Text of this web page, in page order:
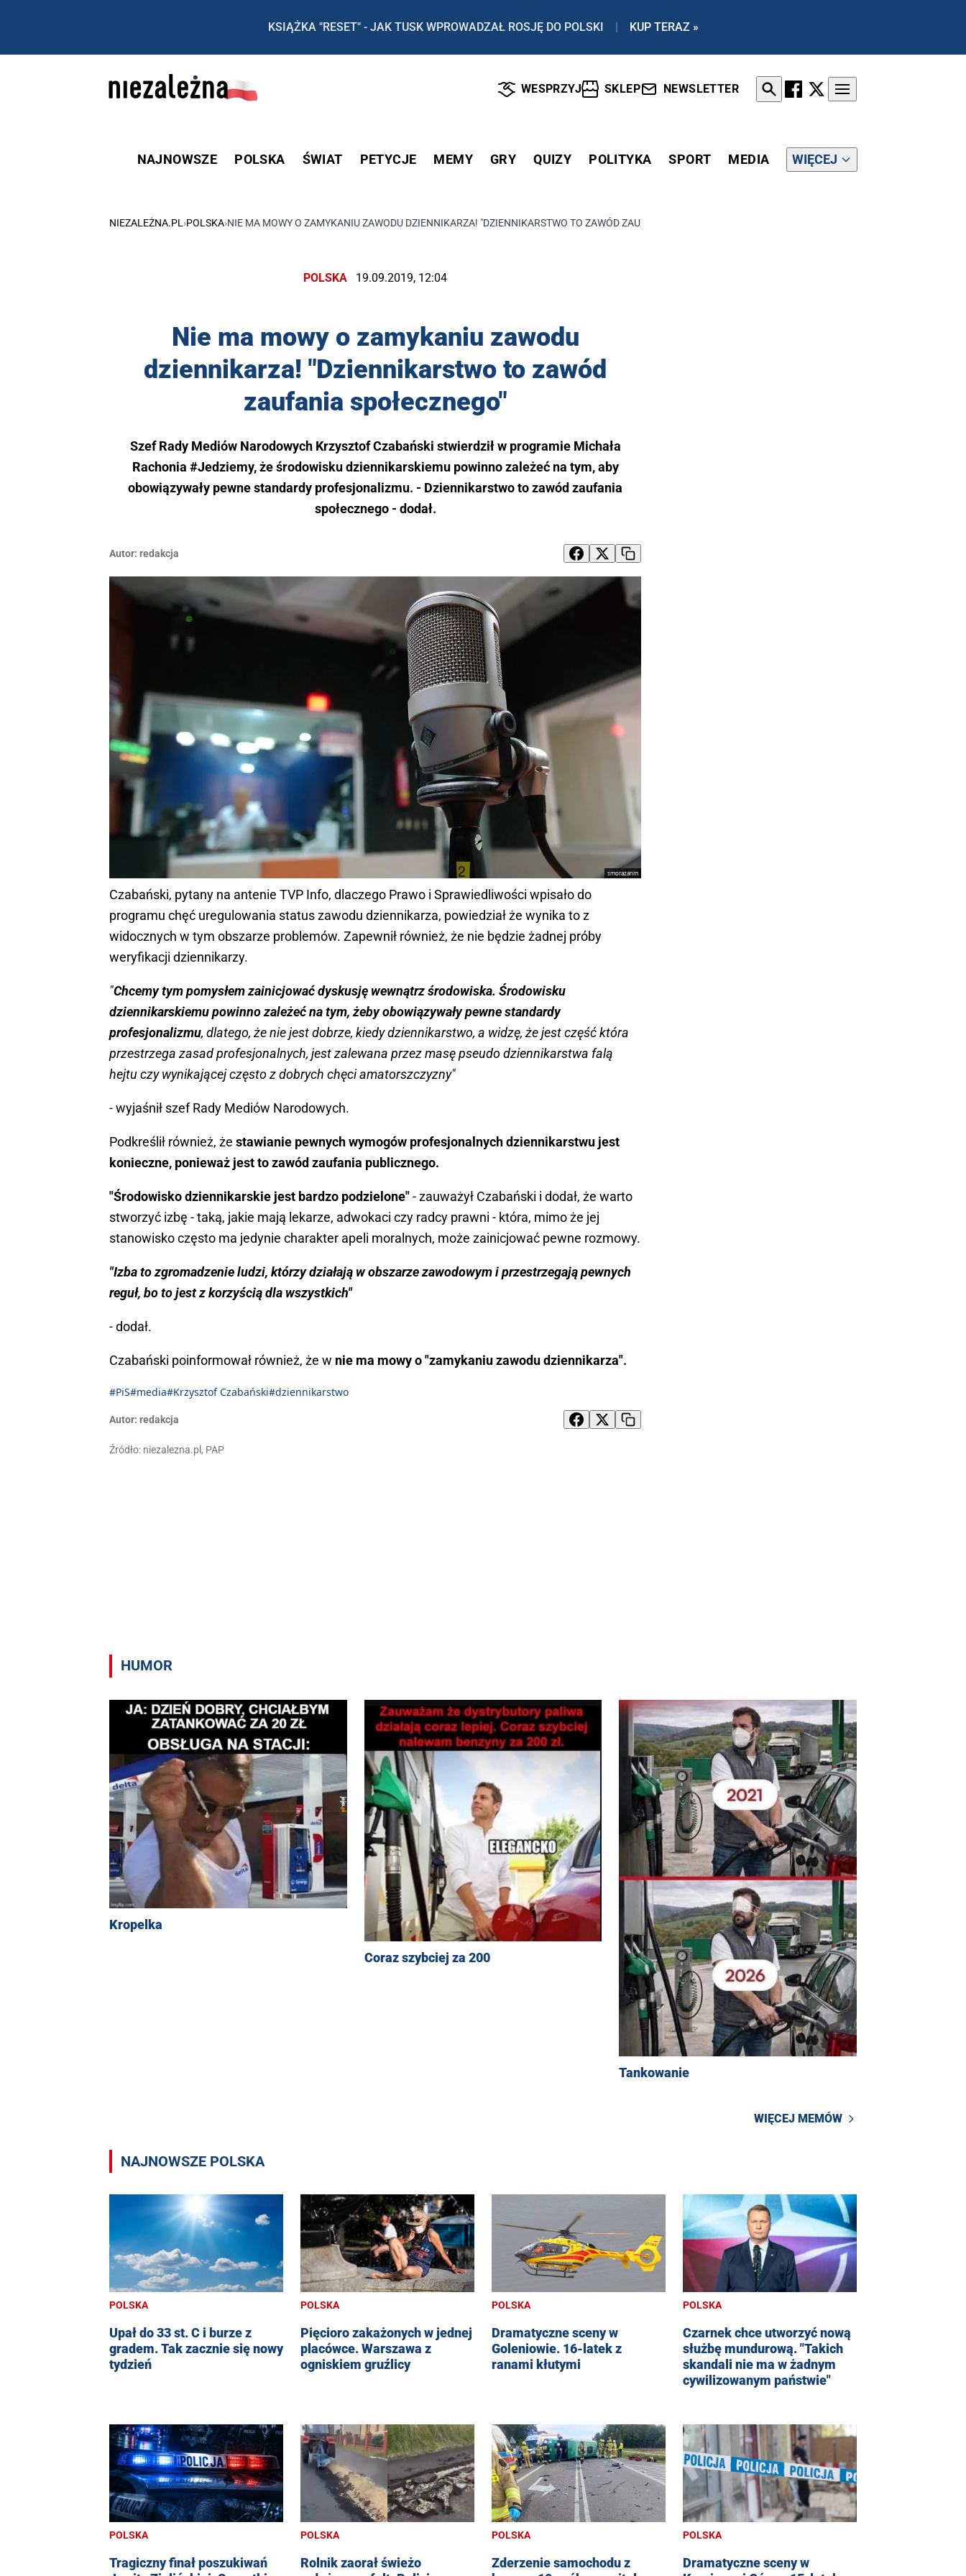
KSIĄŻKA "RESET" - JAK TUSK WPROWADZAŁ ROSJĘ DO POLSKI | KUP TERAZ »
WESPRZYJ SKLEP NEWSLETTER
NAJNOWSZE POLSKA ŚWIAT PETYCJE MEMY GRY QUIZY POLITYKA SPORT MEDIA WIĘCEJ
NIEZALEŻNA.PL ›POLSKA›NIE MA MOWY O ZAMYKANIU ZAWODU DZIENNIKARZA! "DZIENNIKARSTWO TO ZAWÓD ZAUFANIA SPOŁECZNEGO"
POLSKA 19.09.2019, 12:04
Nie ma mowy o zamykaniu zawodu
dziennikarza! "Dziennikarstwo to zawód
zaufania społecznego"
Szef Rady Mediów Narodowych Krzysztof Czabański stwierdził w programie Michała
Rachonia #Jedziemy, że środowisku dziennikarskiemu powinno zależeć na tym, aby
obowiązywały pewne standardy profesjonalizmu. - Dziennikarstwo to zawód zaufania
społecznego - dodał.
Autor: redakcja
smorazanm
Czabański, pytany na antenie TVP Info, dlaczego Prawo i Sprawiedliwości wpisało do
programu chęć uregulowania status zawodu dziennikarza, powiedział że wynika to z
widocznych w tym obszarze problemów. Zapewnił również, że nie będzie żadnej próby
weryfikacji dziennikarzy.
"Chcemy tym pomysłem zainicjować dyskusję wewnątrz środowiska. Środowisku
dziennikarskiemu powinno zależeć na tym, żeby obowiązywały pewne standardy
profesjonalizmu, dlatego, że nie jest dobrze, kiedy dziennikarstwo, a widzę, że jest część która
przestrzega zasad profesjonalnych, jest zalewana przez masę pseudo dziennikarstwa falą
hejtu czy wynikającej często z dobrych chęci amatorszczyzny"
- wyjaśnił szef Rady Mediów Narodowych.
Podkreślił również, że stawianie pewnych wymogów profesjonalnych dziennikarstwu jest
konieczne, ponieważ jest to zawód zaufania publicznego.
"Środowisko dziennikarskie jest bardzo podzielone"- zauważył Czabański i dodał, że warto
stworzyć izbę - taką, jakie mają lekarze, adwokaci czy radcy prawni - która, mimo że jej
stanowisko często ma jedynie charakter apeli moralnych, może zainicjować pewne rozmowy.
"Izba to zgromadzenie ludzi, którzy działają w obszarze zawodowym i przestrzegają pewnych
reguł, bo to jest z korzyścią dla wszystkich"
- dodał.
Czabański poinformował również, że w nie ma mowy o "zamykaniu zawodu dziennikarza".
#PiS#media#Krzysztof Czabański#dziennikarstwo
Autor: redakcja
Źródło: niezalezna.pl, PAP
HUMOR
Kropelka
Coraz szybciej za 200
Tankowanie
WIĘCEJ MEMÓW
NAJNOWSZE POLSKA
POLSKA
Upał do 33 st. C i burze z
gradem. Tak zacznie się nowy
tydzień
POLSKA
Pięcioro zakażonych w jednej
placówce. Warszawa z
ogniskiem gruźlicy
POLSKA
Dramatyczne sceny w
Goleniowie. 16-latek z
ranami kłutymi
POLSKA
Czarnek chce utworzyć nową
służbę mundurową. "Takich
skandali nie ma w żadnym
cywilizowanym państwie"
POLSKA
Tragiczny finał poszukiwań
POLSKA
Rolnik zaorał świeżo
POLSKA
Zderzenie samochodu z
POLSKA
Dramatyczne sceny w